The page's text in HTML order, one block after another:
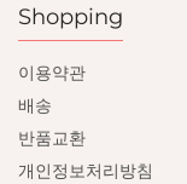
Shopping
이용약관
배송
반품교환
개인정보처리방침